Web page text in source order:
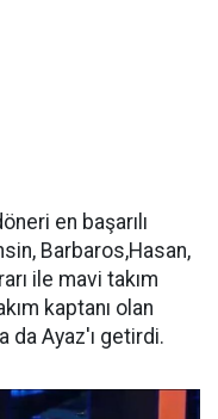
en başarılı
Barbaros,Hasan,
ile mavi takım
kaptanı olan
da Ayaz'ı getirdi.